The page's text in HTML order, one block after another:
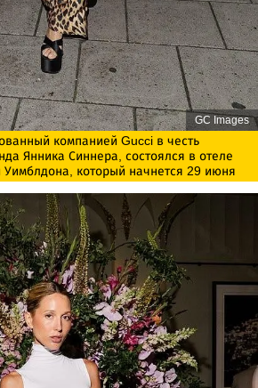
GC Images
компанией Gucci в честь
Янника Синнера, состоялся в отеле
который начнется 29 июня